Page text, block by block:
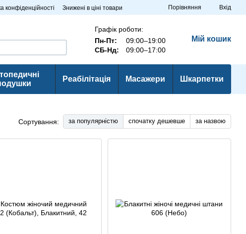
конфіденційності
Знижені в ціні товари
Порівняння Вхід
Графік роботи:
Пн-Пт:
09:00–19:00
СБ-Нд:
09:00–17:00
Мій кошик
Реабілітація Масажери Шкарпетки
Сортування: за популярністю спочатку дешевше за назвою